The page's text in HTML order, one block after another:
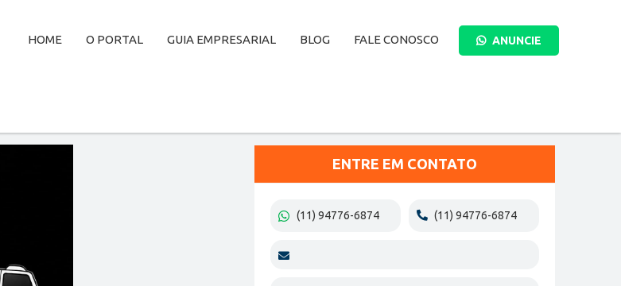
HOME O PORTAL GUIA EMPRESARIAL BLOG FALE CONOSCO ANUNCIE
ENTRE EM CONTATO
(11) 94776-6874 (11) 94776-6874